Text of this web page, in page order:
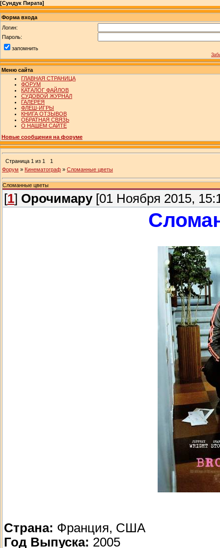
[Сундук Пирата]
Форма входа
Логин:
Пароль:
запомнить
Меню сайта
ГЛАВНАЯ СТРАНИЦА
ФОРУМ
КАТАЛОГ ФАЙЛОВ
СУДОВОЙ ЖУРНАЛ
ГАЛЕРЕЯ
ФЛЕШ-ИГРЫ
КНИГА ОТЗЫВОВ
ОБРАТНАЯ СВЯЗЬ
О НАШЕМ САЙТЕ
Новые сообщения на форуме
Страница 1 из 1
1
Форум » Кинематограф » Сломанные цветы
Сломанные цветы
[1] Орочимару[01 Ноября 2015,
Страна: Франция, США
Год Выпуска: 2005